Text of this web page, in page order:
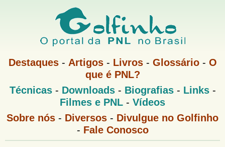
Pular
para
o
principal
G
f
i
M
u
Destaques- Artigos- Livros- Glossário- O
que é PNL?
M
e
P
Técnicas- Downloads- Biografias- Links-
Filmes e PNL - Vídeos
G
Sobre nós - Diversos - Divulgue no Golfinho
- Fale Conosco